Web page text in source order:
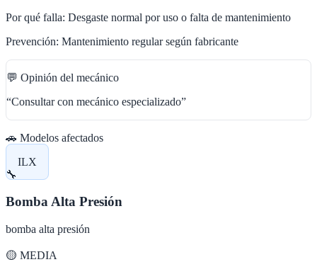
Por qué falla: Desgaste normal por uso o falta de mantenimiento
Prevención: Mantenimiento regular según fabricante
💬 Opinión del mecánico
“Consultar con mecánico especializado”
🚗 Modelos afectados
ILX
🔧
Bomba Alta Presión
bomba alta presión
🟡 MEDIA